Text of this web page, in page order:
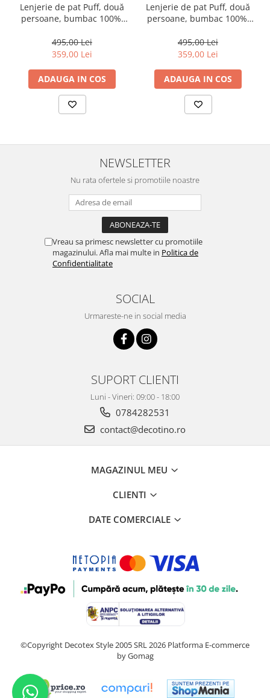
Lenjerie de pat Puff, două
persoane, bumbac 100%,
495,00 Lei
359,00 Lei
ADAUGA IN COS
Lenjerie de pat Puff, două
persoane, bumbac 100%,
495,00 Lei
359,00 Lei
ADAUGA IN COS
NEWSLETTER
Nu rata ofertele si promotiile noastre
Vreau sa primesc newsletter cu promotiile
magazinului. Afla mai multe in Politica de
Confidentialitate
SOCIAL
Urmareste-ne in social media
SUPORT CLIENTI
Luni - Vineri: 09:00 - 18:00
0784282531
contact@decotino.ro
MAGAZINUL MEU
CLIENTI
DATE COMERCIALE
©Copyright Decotex Style 2005 SRL 2026 Platforma E-commerce
by Gomag